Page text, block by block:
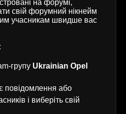
на форумі,
свій форумний нікнейм
учасникам швидше вас
групу Ukrainian Opel
повідомлення або
і виберіть свій